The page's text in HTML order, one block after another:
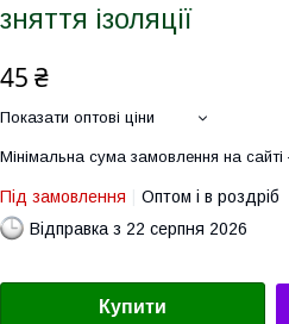
зняття ізоляції
45 ₴
Показати оптові ціни
Мінімальна сума замовлення на
Під замовлення
Оптом і в роздріб
Відправка з 22 серпня 2026
Купити